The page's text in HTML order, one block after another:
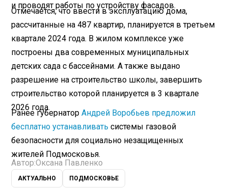
и проводят работы по устройству фасадов.
Отмечается, что ввести в эксплуатацию дома,
рассчитанные на 487 квартир, планируется в третьем
квартале 2024 года. В жилом комплексе уже
построены два современных муниципальных
детских сада с бассейнами. А также выдано
разрешение на строительство школы, завершить
строительство которой планируется в 3 квартале
2026 года.
Ранее губернаторАндрей Воробьев предложил
бесплатно устанавливать системы газовой
безопасности для социально незащищенных
жителей Подмосковья.
Автор:Оксана Павленко
АКТУАЛЬНО ПОДМОСКОВЬЕ